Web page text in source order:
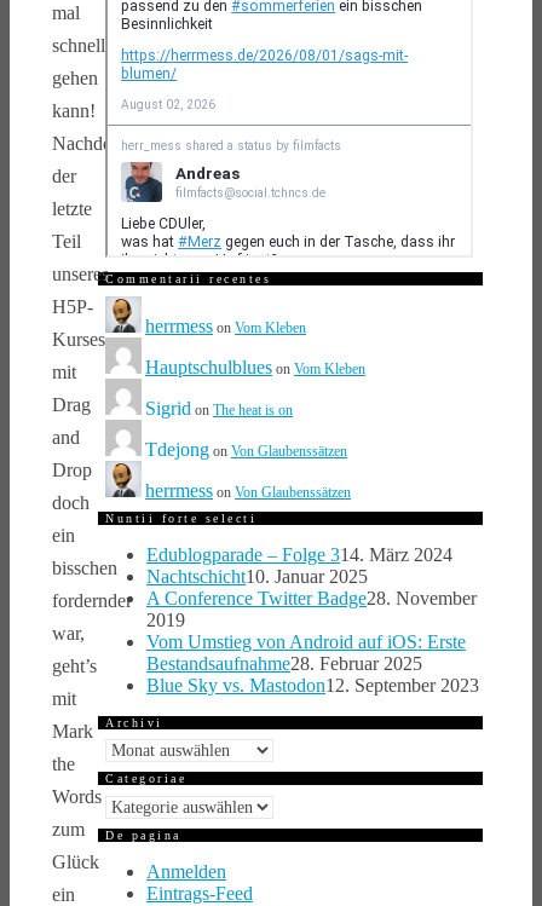
mal
schnell
gehen
kann!
Nachdem
der
letzte
Teil
unseres
H5P-
Kurses
mit
Drag
and
Drop
doch
ein
bisschen
fordernder
war,
geht’s
mit
Mark
the
Words
zum
Glück
ein
Commentarii recentes
herrmess on Vom Kleben
Hauptschulblues on Vom Kleben
Sigrid on The heat is on
Tdejong on Von Glaubenssätzen
herrmess on Von Glaubenssätzen
Nuntii forte selecti
Edublogparade – Folge 314. März 2024
Nachtschicht10. Januar 2025
A Conference Twitter Badge28. November
2019
Vom Umstieg von Android auf iOS: Erste
Bestandsaufnahme28. Februar 2025
Blue Sky vs. Mastodon12. September 2023
Archivi
Archivi
Categoriae
Categoriae
De pagina
Anmelden
Eintrags-Feed